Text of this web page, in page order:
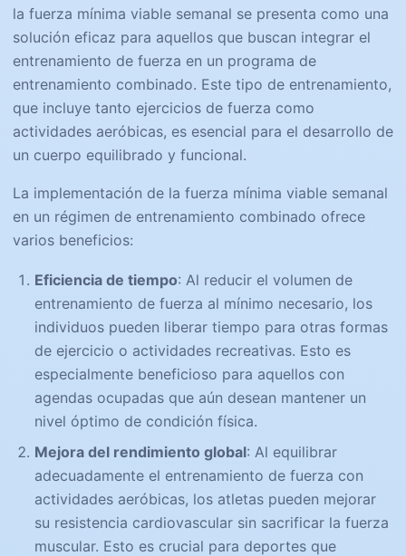
la fuerza mínima viable semanal se presenta como una
solución eficaz para aquellos que buscan integrar el
entrenamiento de fuerza en un programa de
entrenamiento combinado. Este tipo de entrenamiento,
que incluye tanto ejercicios de fuerza como
actividades aeróbicas, es esencial para el desarrollo de
un cuerpo equilibrado y funcional.
La implementación de la fuerza mínima viable semanal
en un régimen de entrenamiento combinado ofrece
varios beneficios:
Eficiencia de tiempo: Al reducir el volumen de
entrenamiento de fuerza al mínimo necesario, los
individuos pueden liberar tiempo para otras formas
de ejercicio o actividades recreativas. Esto es
especialmente beneficioso para aquellos con
agendas ocupadas que aún desean mantener un
nivel óptimo de condición física.
Mejora del rendimiento global: Al equilibrar
adecuadamente el entrenamiento de fuerza con
actividades aeróbicas, los atletas pueden mejorar
su resistencia cardiovascular sin sacrificar la fuerza
muscular. Esto es crucial para deportes que